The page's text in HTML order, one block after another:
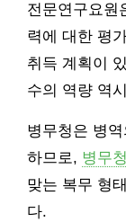
전문연구요원
력에 대한 평
취득 계획이
수의 역량 역
병무청은 병
하므로, 병무청
맞는 복무 형
다.